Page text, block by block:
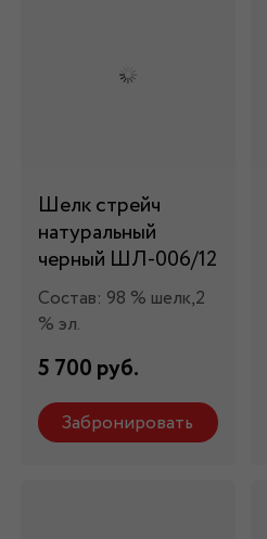
Шелк стрейч
натуральный
черный ШЛ-006/12
Состав: 98 % шелк,2
% эл.
5 700 руб.
Забронировать